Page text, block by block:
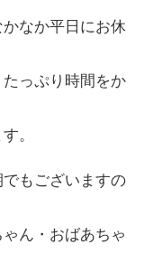
なか平日にお休
っぷり時間をか
。
もございますの
ん・おばあちゃ